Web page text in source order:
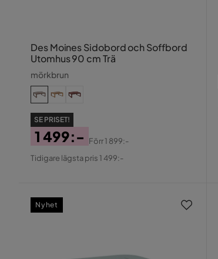
Des Moines Sidobord och Soffbord
Utomhus 90 cm Trä
mörkbrun
SE PRISET!
Pris
1 499:-
Original
Förr1 899:-
Tidigare lägsta pris 1 499:-
Nyhet